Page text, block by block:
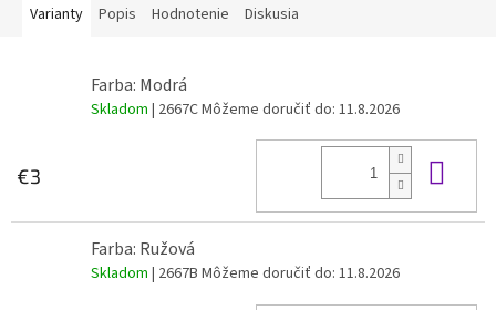
Varianty Popis Hodnotenie Diskusia
Farba: Modrá
Skladom | 2667CMôžeme doručiť do: 11.8.2026
€3
Farba: Ružová
Skladom | 2667B Môžeme doručiť do: 11.8.2026